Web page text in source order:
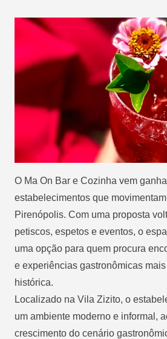
O Ma On Bar e Cozinha vem
estabelecimentos que
Pirenópolis. Com uma proposta
petiscos, espetos e eventos, o
uma opção para quem procura
e experiências gastronômicas
histórica.
Localizado na Vila Zizito, o
um ambiente moderno e informal,
crescimento do cenário